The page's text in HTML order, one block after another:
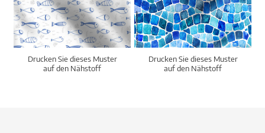
Drucken Sie dieses Muster
auf den Nähstoff
Drucken Sie dieses Muster
auf den Nähstoff